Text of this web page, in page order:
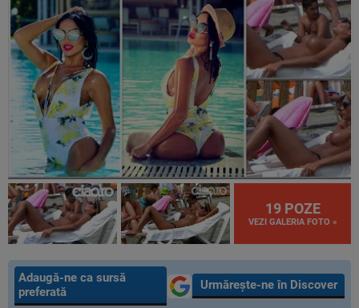
19 POZE
VEZI GALERIA FOTO »
Adaugă-ne ca sursă
preferată
Urmărește-ne în Discover